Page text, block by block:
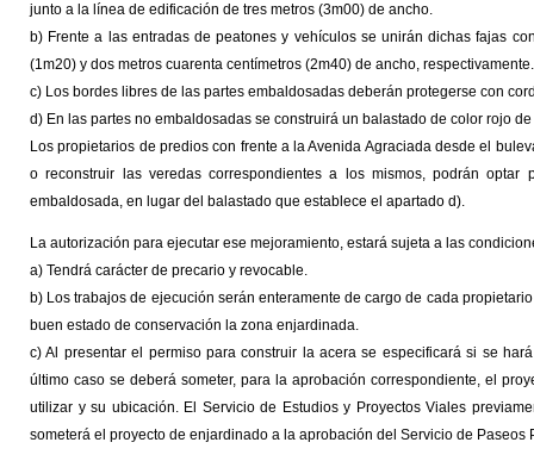
junto a la línea de edificación de tres metros (3m00) de ancho.
b) Frente a las entradas de peatones y vehículos se unirán dichas fajas
(1m20) y dos metros cuarenta centímetros (2m40) de ancho, respectivamente.
c) Los bordes libres de las partes embaldosadas deberán protegerse con
d) En las partes no embaldosadas se construirá un balastado de color rojo
Los propietarios de predios con frente a la Avenida Agraciada desde el
o reconstruir las veredas correspondientes a los mismos, podrán
embaldosada, en lugar del balastado que establece el apartado d).
La autorización para ejecutar ese mejoramiento, estará sujeta a las
a) Tendrá carácter de precario y revocable.
b) Los trabajos de ejecución serán enteramente de cargo de cada
buen estado de conservación la zona enjardinada.
c) Al presentar el permiso para construir la acera se especificará si se
último caso se deberá someter, para la aprobación correspondiente, el
utilizar y su ubicación. El Servicio de Estudios y Proyectos Viales
someterá el proyecto de enjardinado a la aprobación del Servicio de Paseos